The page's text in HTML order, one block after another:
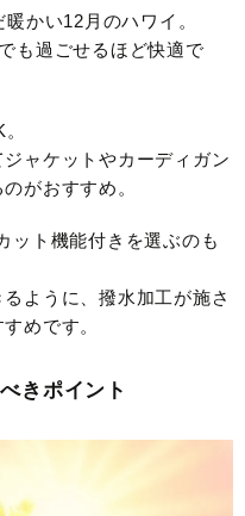
かい12月のハワイ。
も過ごせるほど快適で
ャケットやカーディガン
がおすすめ。
ット機能付きを選ぶのも
ように、撥水加工が施さ
めです。
きポイント